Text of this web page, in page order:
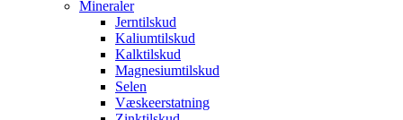
Mineraler
Jerntilskud
Kaliumtilskud
Kalktilskud
Magnesiumtilskud
Selen
Væskeerstatning